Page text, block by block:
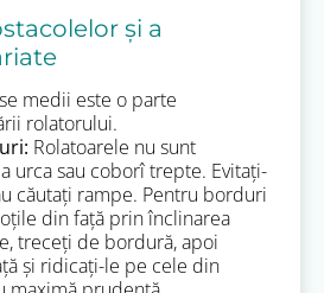
și a
medii este o parte
rolatorului.
Rolatoarele nu sunt
urca sau coborî trepte. Evitați-
căutați rampe. Pentru borduri
din față prin înclinarea
treceți de bordură, apoi
și ridicați-le pe cele din